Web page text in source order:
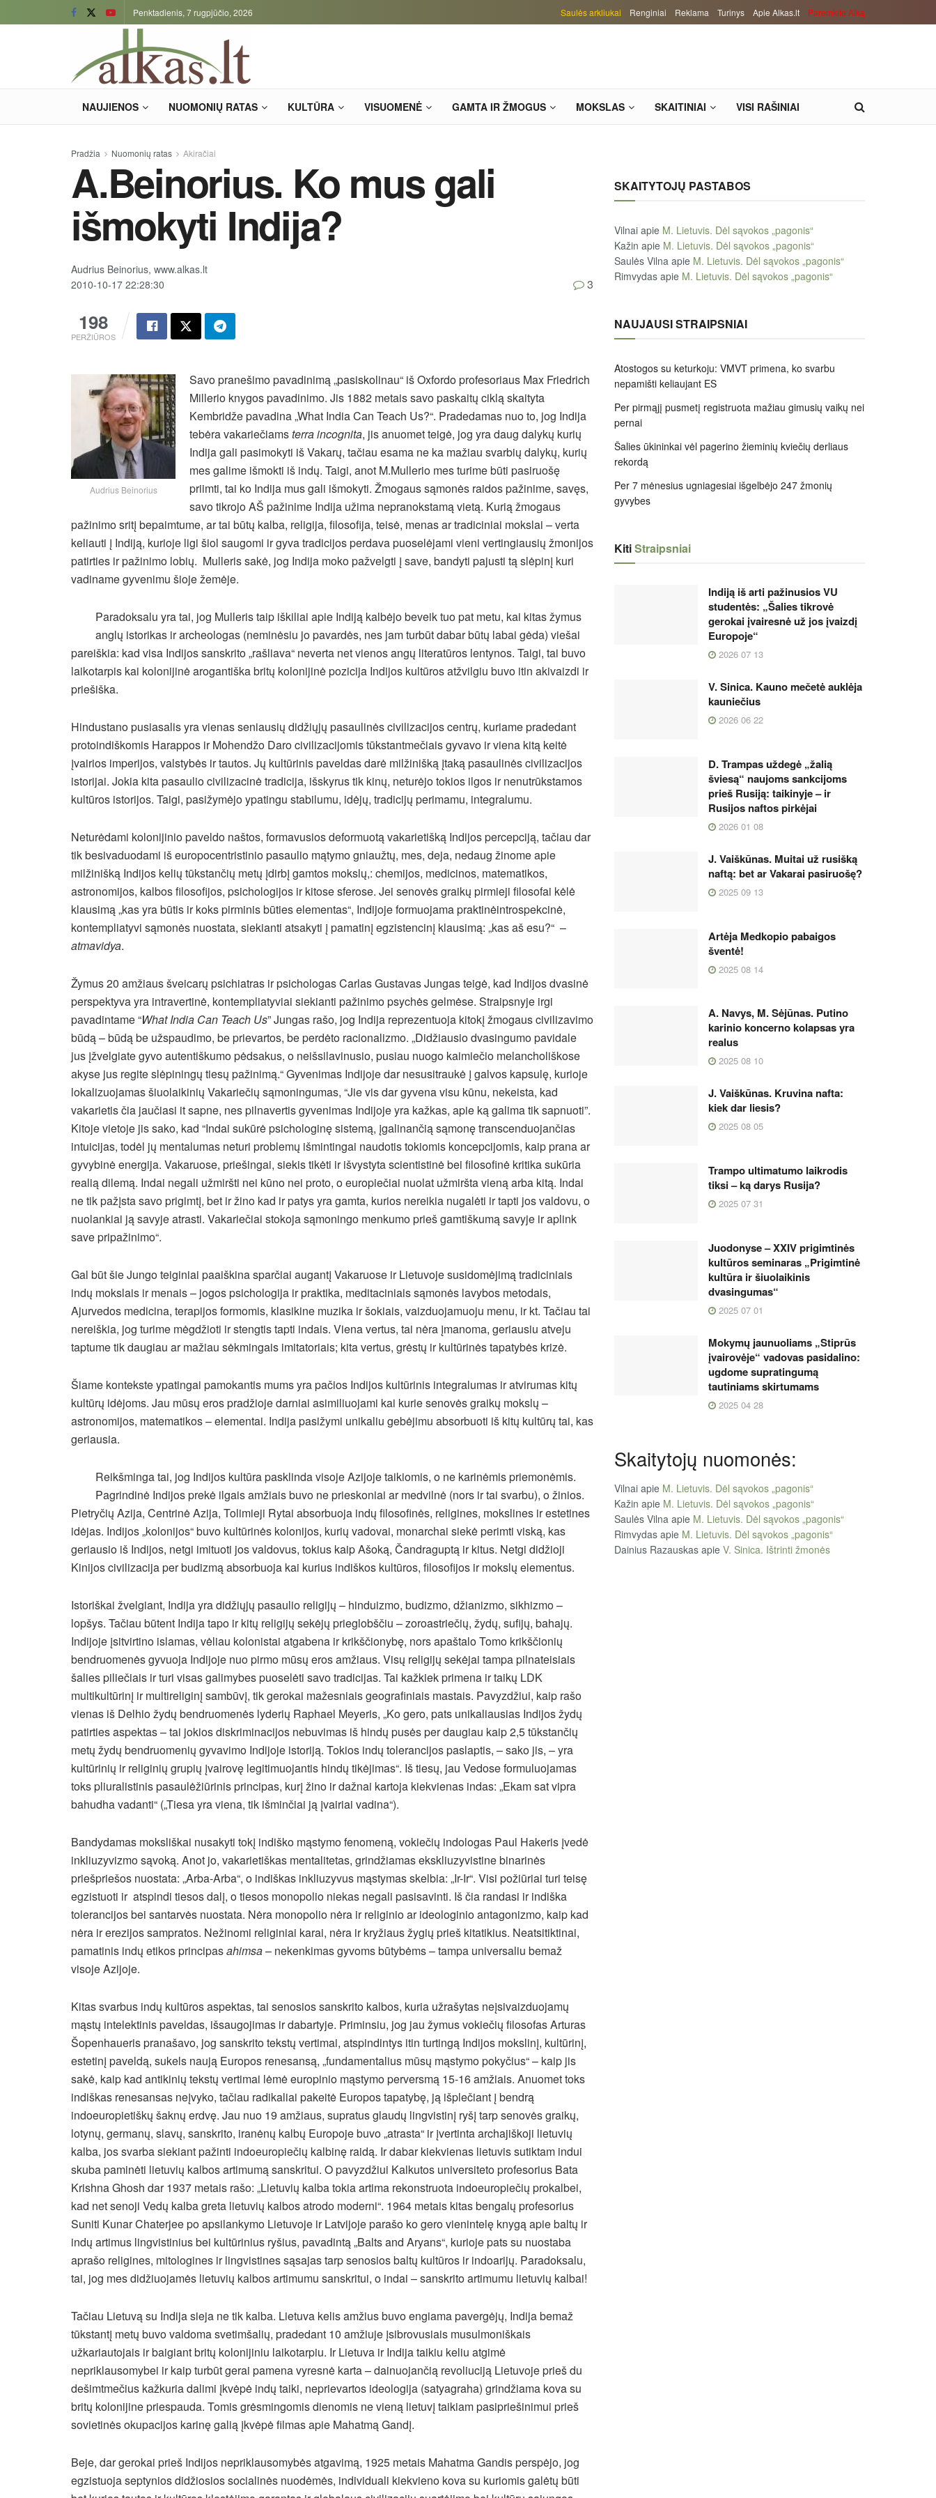
Penktadienis, 7 rugpjūčio, 2026 Saulės arkliukai Renginiai Reklama Turinys Apie Alkas.lt Paremkite Alką
NAUJIENOS NUOMONIŲ RATAS KULTŪRA VISUOMENĖ GAMTA IR ŽMOGUS MOKSLAS SKAITINIAI VISI RAŠINIAI
Pradžia Nuomonių ratas Akiračiai
A.Beinorius. Ko mus gali
išmokyti Indija?
Audrius Beinorius, www.alkas.lt
2010-10-17 22:28:30
198
PERŽIŪROS
3
Audrius Beinorius
Savo pranešimo pavadinimą „pasiskolinau“ iš Oxfordo profesoriaus Max Friedrich
Millerio knygos pavadinimo. Jis 1882 metais savo paskaitų ciklą skaityta
Kembridže pavadina „What India Can Teach Us?“. Pradedamas nuo to, jog Indija
tebėra vakariečiamsterra incognita, jis anuomet teigė, jog yra daug dalykų kurių
Indija gali pasimokyti iš Vakarų, tačiau esama ne ka mažiau svarbių dalykų, kurių
mes galime išmokti iš indų. Taigi, anot M.Mullerio mes turime būti pasiruošę
priimti, tai ko Indija mus gali išmokyti. Žmogaus sąmonės raidos pažinime, savęs,
savo tikrojo AŠ pažinime Indija užima nepranokstamą vietą. Kurią žmogaus
pažinimo sritį bepaimtume, ar tai būtų kalba, religija, filosofija, teisė, menas ar tradiciniai mokslai – verta
keliauti į Indiją, kurioje ligi šiol saugomi ir gyva tradicijos perdava puoselėjami vieni vertingiausių žmonijos
patirties ir pažinimo lobių. Mulleris sakė, jog Indija moko pažvelgti į save, bandyti pajusti tą slėpinį kuri
vadiname gyvenimu šioje žemėje.
Paradoksalu yra tai, jog Mulleris taip iškiliai apie Indiją kalbėjo beveik tuo pat metu, kai kitas žymus
anglų istorikas ir archeologas (neminėsiu jo pavardės, nes jam turbūt dabar būtų labai gėda) viešai
pareiškia: kad visa Indijos sanskrito „rašliava“ neverta net vienos angų literatūros lentynos. Taigi, tai buvo
laikotarpis kai kolonijinė arogantiška britų kolonijinė pozicija Indijos kultūros atžvilgiu buvo itin akivaizdi ir
priešiška.
Hindustano pusiasalis yra vienas seniausių didžiųjų pasaulinės civilizacijos centrų, kuriame pradedant
protoindiškomis Harappos ir Mohendžo Daro civilizacijomis tūkstantmečiais gyvavo ir viena kitą keitė
įvairios imperijos, valstybės ir tautos. Jų kultūrinis paveldas darė milžinišką įtaką pasaulinės civilizacijos
istorijai. Jokia kita pasaulio civilizacinė tradicija, išskyrus tik kinų, neturėjo tokios ilgos ir nenutrūkstamos
kultūros istorijos. Taigi, pasižymėjo ypatingu stabilumu, idėjų, tradicijų perimamu, integralumu.
Neturėdami kolonijinio paveldo naštos, formavusios deformuotą vakarietišką Indijos percepciją, tačiau dar
tik besivaduodami iš europocentristinio pasaulio mątymo gniaužtų, mes, deja, nedaug žinome apie
milžinišką Indijos kelių tūkstančių metų įdirbį gamtos mokslų,: chemijos, medicinos, matematikos,
astronomijos, kalbos filosofijos, psichologijos ir kitose sferose. Jei senovės graikų pirmieji filosofai kėlė
klausimą „kas yra būtis ir koks pirminis būties elementas“, Indijoje formuojama praktinėintrospekcinė,
kontempliatyvi sąmonės nuostata, siekianti atsakyti į pamatinį egzistencinį klausimą: „kas aš esu?“ –
atmavidya.
Žymus 20 amžiaus šveicarų psichiatras ir psichologas Carlas Gustavas Jungas teigė, kad Indijos dvasinė
perspektyva yra intravertinė, kontempliatyviai siekianti pažinimo psychės gelmėse. Straipsnyje irgi
pavadintame “What India Can Teach Us” Jungas rašo, jog Indija reprezentuoja kitokį žmogaus civilizavimo
būdą – būdą be užspaudimo, be prievartos, be perdėto racionalizmo. „Didžiausio dvasingumo pavidale
jus įžvelgiate gyvo autentiškumo pėdsakus, o neišsilavinusio, pusiau nuogo kaimiečio melancholiškose
akyse jus regite slėpiningų tiesų pažinimą.“ Gyvenimas Indijoje dar nesusitraukė į galvos kapsulę, kurioje
lokalizuojamas šiuolaikinių Vakariečių sąmoningumas, “Jie vis dar gyvena visu kūnu, nekeista, kad
vakarietis čia jaučiasi it sapne, nes pilnavertis gyvenimas Indijoje yra kažkas, apie ką galima tik sapnuoti”.
Kitoje vietoje jis sako, kad “Indai sukūrė psichologinę sistemą, įgalinančią sąmonę transcenduojančias
intuicijas, todėl jų mentalumas neturi problemų išmintingai naudotis tokiomis koncepcijomis, kaip prana ar
gyvybinė energija. Vakaruose, priešingai, siekis tikėti ir išvystyta scientistinė bei filosofinė kritika sukūria
realią dilemą. Indai negali užmiršti nei kūno nei proto, o europiečiai nuolat užmiršta vieną arba kitą. Indai
ne tik pažįsta savo prigimtį, bet ir žino kad ir patys yra gamta, kurios nereikia nugalėti ir tapti jos valdovu, o
nuolankiai ją savyje atrasti. Vakariečiai stokoja sąmoningo menkumo prieš gamtiškumą savyje ir aplink
save pripažinimo“.
Gal būt šie Jungo teiginiai paaiškina sparčiai augantį Vakaruose ir Lietuvoje susidomėjimą tradiciniais
indų mokslais ir menais – jogos psichologija ir praktika, meditaciniais sąmonės lavybos metodais,
Ajurvedos medicina, terapijos formomis, klasikine muzika ir šokiais, vaizduojamuoju menu, ir kt. Tačiau tai
nereiškia, jog turime mėgdžioti ir stengtis tapti indais. Viena vertus, tai nėra įmanoma, geriausiu atveju
taptume tik daugiau ar mažiau sėkmingais imitatoriais; kita vertus, grėstų ir kultūrinės tapatybės krizė.
Šiame kontekste ypatingai pamokantis mums yra pačios Indijos kultūrinis integralumas ir atvirumas kitų
kultūrų idėjoms. Jau mūsų eros pradžioje darniai asimiliuojami kai kurie senovės graikų mokslų –
astronomijos, matematikos – elementai. Indija pasižymi unikaliu gebėjimu absorbuoti iš kitų kultūrų tai, kas
geriausia.
Reikšminga tai, jog Indijos kultūra pasklinda visoje Azijoje taikiomis, o ne karinėmis priemonėmis.
Pagrindinė Indijos prekė ilgais amžiais buvo ne prieskoniai ar medvilnė (nors ir tai svarbu), o žinios.
Pietryčių Azija, Centrinė Azija, Tolimieji Rytai absorbuoja indų filosofinės, religines, mokslines ir estetines
idėjas. Indijos „kolonijos“ buvo kultūrinės kolonijos, kurių vadovai, monarchai siekė perimti viską, kas
geriausio iš Indijos, netgi imituoti jos valdovus, tokius kaip Ašoką, Čandraguptą ir kitus. Netgi didžioji
Kinijos civilizacija per budizmą absorbuoja kai kurius indiškos kultūros, filosofijos ir mokslų elementus.
Istoriškai žvelgiant, Indija yra didžiųjų pasaulio religijų – hinduizmo, budizmo, džianizmo, sikhizmo –
lopšys. Tačiau būtent Indija tapo ir kitų religijų sekėjų prieglobščiu – zoroastriečių, žydų, sufijų, bahajų.
Indijoje įsitvirtino islamas, vėliau kolonistai atgabena ir krikščionybę, nors apaštalo Tomo krikščionių
bendruomenės gyvuoja Indijoje nuo pirmo mūsų eros amžiaus. Visų religijų sekėjai tampa pilnateisiais
šalies piliečiais ir turi visas galimybes puoselėti savo tradicijas. Tai kažkiek primena ir taikų LDK
multikultūrinį ir multireliginį sambūvį, tik gerokai mažesniais geografiniais mastais. Pavyzdžiui, kaip rašo
vienas iš Delhio žydų bendruomenės lyderių Raphael Meyeris, „Ko gero, pats unikaliausias Indijos žydų
patirties aspektas – tai jokios diskriminacijos nebuvimas iš hindų pusės per daugiau kaip 2,5 tūkstančių
metų žydų bendruomenių gyvavimo Indijoje istoriją. Tokios indų tolerancijos paslaptis, – sako jis, – yra
kultūrinių ir religinių grupių įvairovę legitimuojantis hindų tikėjimas“. Iš tiesų, jau Vedose formuluojamas
toks pliuralistinis pasaulėžiūrinis principas, kurį žino ir dažnai kartoja kiekvienas indas: „Ekam sat vipra
bahudha vadanti“ („Tiesa yra viena, tik išminčiai ją įvairiai vadina“).
Bandydamas moksliškai nusakyti tokį indiško mąstymo fenomeną, vokiečių indologas Paul Hakeris įvedė
inkliuzyvizmo sąvoką. Anot jo, vakarietiškas mentalitetas, grindžiamas ekskliuzyvistine binarinės
priešpriešos nuostata: „Arba-Arba“, o indiškas inkliuzyvus mąstymas skelbia: „Ir-Ir“. Visi požiūriai turi teisę
egzistuoti ir atspindi tiesos dalį, o tiesos monopolio niekas negali pasisavinti. Iš čia randasi ir indiška
tolerancijos bei santarvės nuostata. Nėra monopolio nėra ir religinio ar ideologinio antagonizmo, kaip kad
nėra ir erezijos sampratos. Nežinomi religiniai karai, nėra ir kryžiaus žygių prieš kitatikius. Neatsitiktinai,
pamatinis indų etikos principasahimsa– nekenkimas gyvoms būtybėms – tampa universaliu bemaž
visoje Azijoje.
Kitas svarbus indų kultūros aspektas, tai senosios sanskrito kalbos, kuria užrašytas neįsivaizduojamų
mąstų intelektinis paveldas, išsaugojimas ir dabartyje. Priminsiu, jog jau žymus vokiečių filosofas Arturas
Šopenhaueris pranašavo, jog sanskrito tekstų vertimai, atspindintys itin turtingą Indijos mokslinį, kultūrinį,
estetinį paveldą, sukels naują Europos renesansą, „fundamentalius mūsų mąstymo pokyčius“ – kaip jis
sakė, kaip kad antikinių tekstų vertimai lėmė europinio mąstymo perversmą 15-16 amžiais. Anuomet toks
indiškas renesansas neįvyko, tačiau radikaliai pakeitė Europos tapatybę, ją išplečiant į bendrą
indoeuropietiškų šaknų erdvę. Jau nuo 19 amžiaus, supratus glaudų lingvistinį ryšį tarp senovės graikų,
lotynų, germanų, slavų, sanskrito, iranėnų kalbų Europoje buvo „atrasta“ ir įvertinta archajiškoji lietuvių
kalba, jos svarba siekiant pažinti indoeuropiečių kalbinę raidą. Ir dabar kiekvienas lietuvis sutiktam indui
skuba paminėti lietuvių kalbos artimumą sanskritui. O pavyzdžiui Kalkutos universiteto profesorius Bata
Krishna Ghosh dar 1937 metais rašo: „Lietuvių kalba tokia artima rekonstruota indoeuropiečių prokalbei,
kad net senoji Vedų kalba greta lietuvių kalbos atrodo moderni“. 1964 metais kitas bengalų profesorius
Suniti Kunar Chaterjee po apsilankymo Lietuvoje ir Latvijoje parašo ko gero vienintelę knygą apie baltų ir
indų artimus lingvistinius bei kultūrinius ryšius, pavadintą „Balts and Aryans“, kurioje pats su nuostaba
aprašo religines, mitologines ir lingvistines sąsajas tarp senosios baltų kultūros ir indoarijų. Paradoksalu,
tai, jog mes didžiuojamės lietuvių kalbos artimumu sanskritui, o indai – sanskrito artimumu lietuvių kalbai!
Tačiau Lietuvą su Indija sieja ne tik kalba. Lietuva kelis amžius buvo engiama pavergėjų, Indija bemaž
tūkstantį metų buvo valdoma svetimšalių, pradedant 10 amžiuje įsibrovusiais musulmoniškais
užkariautojais ir baigiant britų kolonijiniu laikotarpiu. Ir Lietuva ir Indija taikiu keliu atgimė
nepriklausomybei ir kaip turbūt gerai pamena vyresnė karta – dainuojančią revoliuciją Lietuvoje prieš du
dešimtmečius kažkuria dalimi įkvėpė indų taiki, neprievartos ideologija (satyagraha) grindžiama kova su
britų kolonijine priespauda. Tomis grėsmingomis dienomis ne vieną lietuvį taikiam pasipriešinimui prieš
sovietinės okupacijos karinę galią įkvėpė filmas apie Mahatmą Gandį.
Beje, dar gerokai prieš Indijos nepriklausomybės atgavimą, 1925 metais Mahatma Gandis perspėjo, jog
egzistuoja septynios didžiosios socialinės nuodėmės, individuali kiekvieno kova su kuriomis galėtų būti
SKAITYTOJŲ PASTABOS
Vilnai apie M. Lietuvis. Dėl sąvokos „pagonis“
Kažin apie M. Lietuvis. Dėl sąvokos „pagonis“
Saulės Vilna apie M. Lietuvis. Dėl sąvokos „pagonis“
Rimvydas apie M. Lietuvis. Dėl sąvokos „pagonis“
NAUJAUSI STRAIPSNIAI
Atostogos su keturkoju: VMVT primena, ko svarbu
nepamišti keliaujant ES
Per pirmąjį pusmetį registruota mažiau gimusių vaikų nei
pernai
Šalies ūkininkai vėl pagerino žieminių kviečių derliaus
rekordą
Per 7 mėnesius ugniagesiai išgelbėjo 247 žmonių
gyvybes
KitiStraipsniai
Indiją iš arti pažinusios VU
studentės: „Šalies tikrovė
gerokai įvairesnė už jos įvaizdį
Europoje“
2026 07 13
V. Sinica. Kauno mečetė auklėja
kauniečius
2026 06 22
D. Trampas uždegė „žalią
šviesą“ naujoms sankcijoms
prieš Rusiją: taikinyje – ir
Rusijos naftos pirkėjai
2026 01 08
J. Vaiškūnas. Muitai už rusišką
naftą: bet ar Vakarai pasiruošę?
2025 09 13
Artėja Medkopio pabaigos
šventė!
2025 08 14
A. Navys, M. Sėjūnas. Putino
karinio koncerno kolapsas yra
realus
2025 08 10
J. Vaiškūnas. Kruvina nafta:
kiek dar liesis?
2025 08 05
Trampo ultimatumo laikrodis
tiksi – ką darys Rusija?
2025 07 31
Juodonyse – XXIV prigimtinės
kultūros seminaras „Prigimtinė
kultūra ir šiuolaikinis
dvasingumas“
2025 07 01
Mokymų jaunuoliams „Stiprūs
įvairovėje“ vadovas pasidalino:
ugdome supratingumą
tautiniams skirtumams
2025 04 28
Skaitytojų nuomonės:
Vilnai apie M. Lietuvis. Dėl sąvokos „pagonis“
Kažin apie M. Lietuvis. Dėl sąvokos „pagonis“
Saulės Vilna apie M. Lietuvis. Dėl sąvokos „pagonis“
Rimvydas apie M. Lietuvis. Dėl sąvokos „pagonis“
Dainius Razauskas apie V. Sinica. Ištrinti žmonės